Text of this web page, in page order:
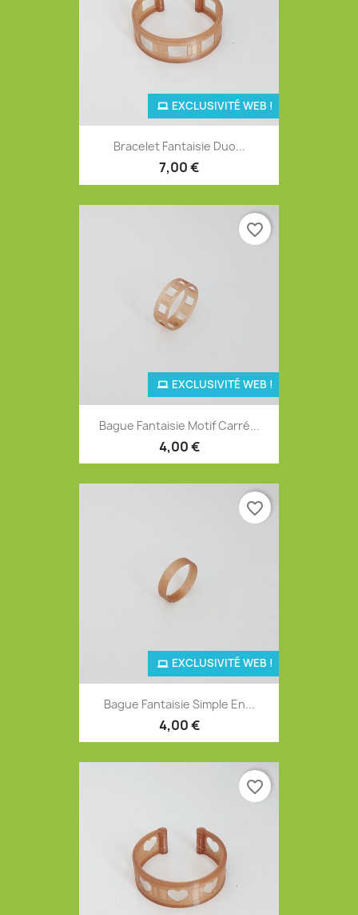
Bracelet Fantaisie Duo...
7,00 €
EXCLUSIVITÉ WEB !
Bague Fantaisie Motif Carré...
4,00 €
EXCLUSIVITÉ WEB !
favorite_border
Bague Fantaisie Simple En...
4,00 €
EXCLUSIVITÉ WEB !
favorite_border
favorite_border